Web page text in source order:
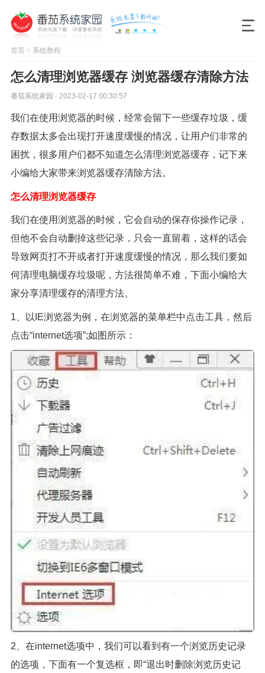
首页> 系统教程
怎么清理浏览器缓存 浏览器缓存清除方法
番茄系统家园 · 2023-02-17 00:30:57
我们在使用浏览器的时候，经常会留下一些缓存垃圾，缓
存数据太多会出现打开速度缓慢的情况，让用户们非常的
困扰，很多用户们都不知道怎么清理浏览器缓存，记下来
小编给大家带来浏览器缓存清除方法。
怎么清理浏览器缓存
我们在使用浏览器的时候，它会自动的保存你操作记录，
但他不会自动删掉这些记录，只会一直留着，这样的话会
导致网页打不开或者打开速度缓慢的情况，那么我们要如
何清理电脑缓存垃圾呢，方法很简单不难，下面小编给大
家分享清理缓存的清理方法。
1、以IE浏览器为例，在浏览器的菜单栏中点击工具，然后
点击“internet选项”;如图所示：
2、在internet选项中，我们可以看到有一个浏览历史记录
的选项，下面有一个复选框，即“退出时删除浏览历史记